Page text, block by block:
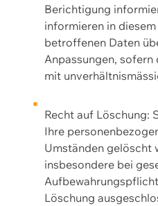
Berichtigung
informieren in
betroffenen Daten
Anpassungen,
mit
Recht auf Löschung:
Ihre
Umständen gelöscht
insbesondere bei
Löschung